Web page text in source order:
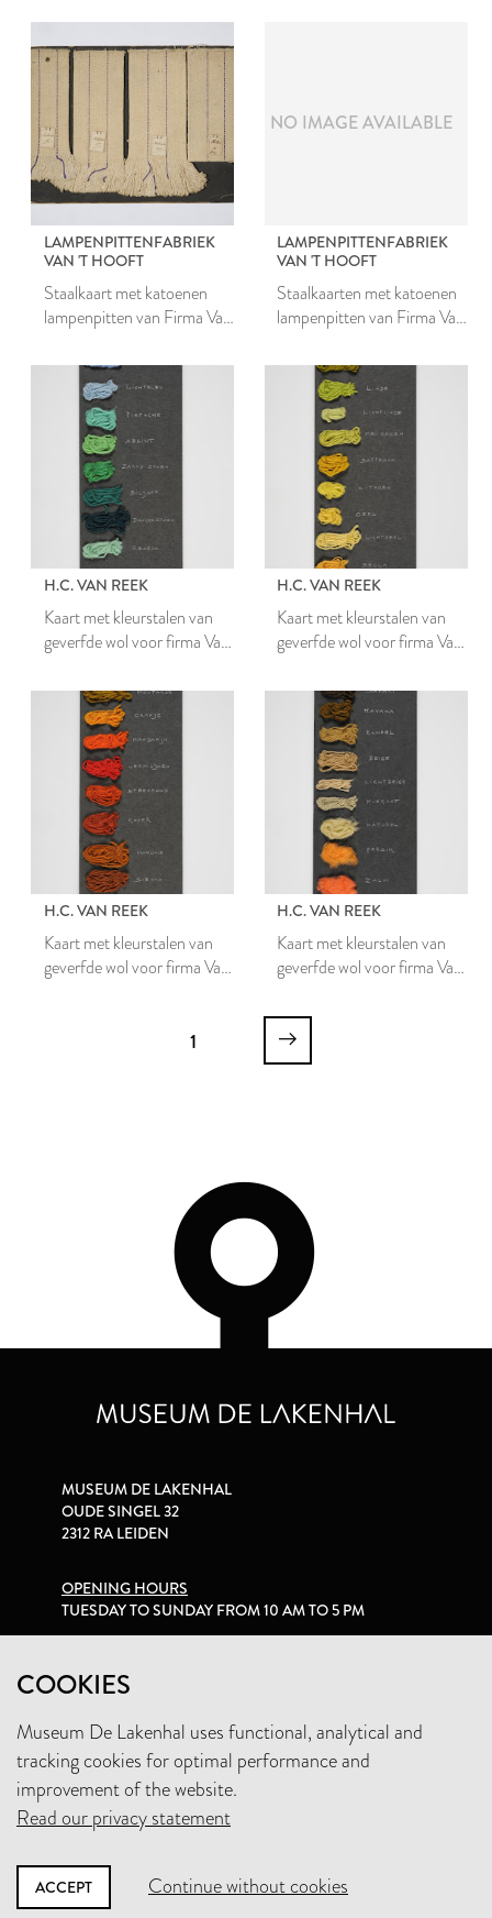
LAMPENPITTENFABRIEK
VAN 'T HOOFT
Staalkaart met katoenen
lampenpitten van Firma Van
NO IMAGE AVAILABLE
LAMPENPITTENFABRIEK
VAN 'T HOOFT
Staalkaarten met katoenen
lampenpitten van Firma Van
H.C. VAN REEK
Kaart met kleurstalen van
geverfde wol voor firma Van
H.C. VAN REEK
Kaart met kleurstalen van
geverfde wol voor firma Van
H.C. VAN REEK
Kaart met kleurstalen van
geverfde wol voor firma Van
H.C. VAN REEK
Kaart met kleurstalen van
geverfde wol voor firma Van
1
COOKIES
Museum De Lakenhal uses functional, analytical and
tracking cookies for optimal performance and
improvement of the website.
Read our privacy statement
ACCEPT Continue without cookies
MUSEUM DE LAKENHAL
OUDE SINGEL 32
2312 RA LEIDEN
OPENING HOURS
TUESDAY TO SUNDAY FROM 10 AM TO 5 PM
+31 (0)71 5165360
INFO@LAKENHAL.NL
SUPPORT THE MUSEUM
NEWSLETTER